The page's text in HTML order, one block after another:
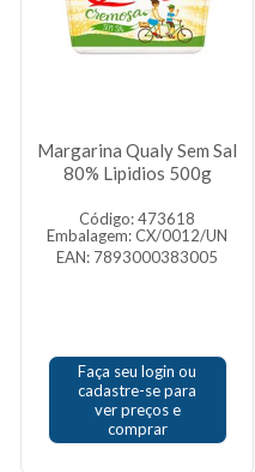
Margarina Qualy Sem Sal
80% Lipidios 500g
Código: 473618
Embalagem: CX/0012/UN
EAN: 7893000383005
Faça seu login ou
cadastre-se para
ver preços e
comprar